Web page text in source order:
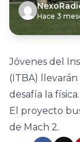
Hace 3
Jóvenes del
(ITBA)
desafía la física.
El proyecto
de Mach 2.